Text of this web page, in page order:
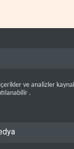
ve analizler
.